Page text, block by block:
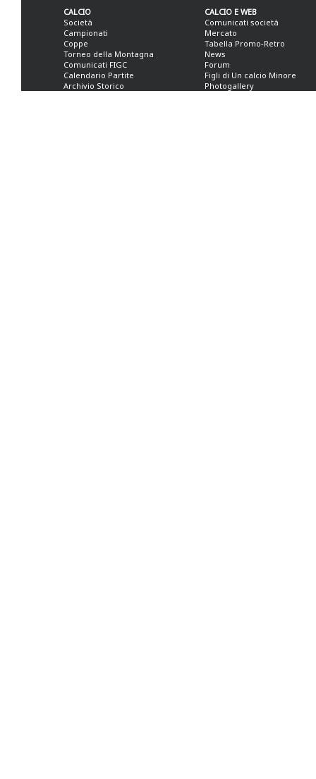
CALCIO
Società
Campionati
Coppe
Torneo della Montagna
Comunicati FIGC
Calendario Partite
Archivio Storico
CALCIO E WEB
Comunicati società
Mercato
Tabella Promo-Retro
News
Forum
Figli di Un calcio Minore
Photogallery